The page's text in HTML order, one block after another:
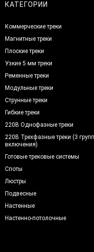
КАТЕГОРИИ
Коммерческие треки
Магнитные треки
Плоские треки
Узкие 5 мм треки
Ременные треки
Модульные треки
Струнные треки
Гибкие треки
220В Однофазные треки
220В Трехфазные треки (3
включения)
Готовые трековые системы
Споты
Люстры
Подвесные
Настенные
Настенно-потолочные